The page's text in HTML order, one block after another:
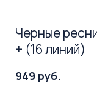
Черные
+ (16 линий)
949 руб.